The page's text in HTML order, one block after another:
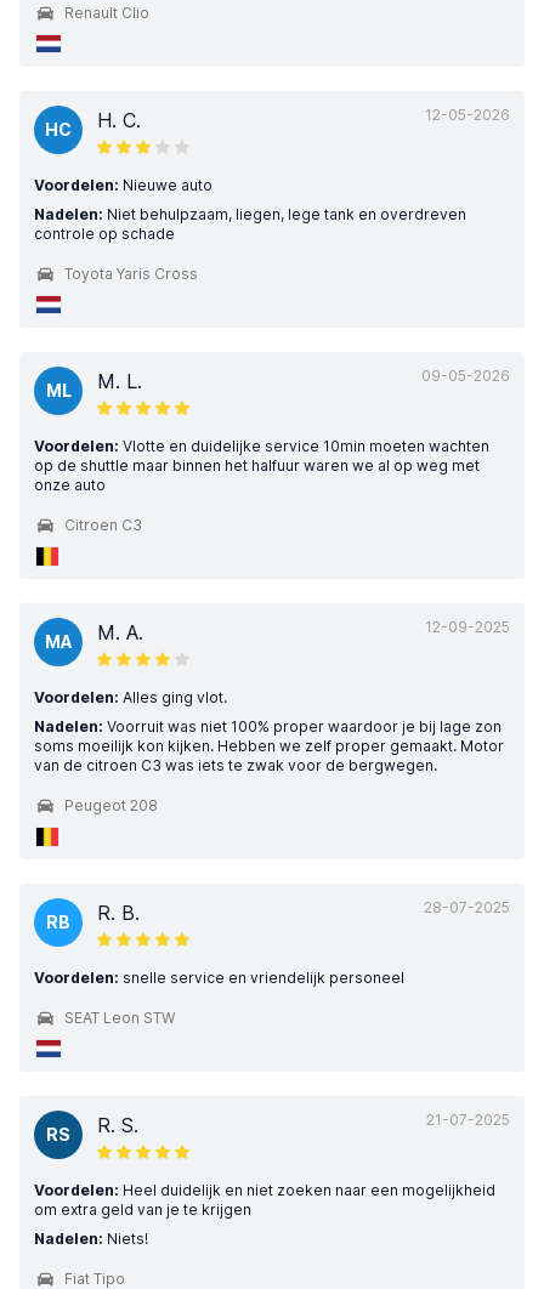
Renault Clio
12-05-2026
HC H. C.
Voordelen: Nieuwe auto
Nadelen: Niet behulpzaam, liegen, lege tank en overdreven
controle op schade
Toyota Yaris Cross
09-05-2026
ML M. L.
Voordelen: Vlotte en duidelijke service 10min moeten wachten
op de shuttle maar binnen het halfuur waren we al op weg met
onze auto
Citroen C3
12-09-2025
MA M. A.
Voordelen: Alles ging vlot.
Nadelen: Voorruit was niet 100% proper waardoor je bij lage zon
soms moeilijk kon kijken. Hebben we zelf proper gemaakt. Motor
van de citroen C3 was iets te zwak voor de bergwegen.
Peugeot 208
28-07-2025
RB R. B.
Voordelen: snelle service en vriendelijk personeel
SEAT Leon STW
21-07-2025
RS R. S.
Voordelen: Heel duidelijk en niet zoeken naar een mogelijkheid
om extra geld van je te krijgen
Nadelen: Niets!
Fiat Tipo